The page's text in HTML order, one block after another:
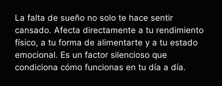
La falta de sueño no solo te hace sentir
cansado. Afecta directamente a tu rendimiento
físico, a tu forma de alimentarte y a tu estado
emocional. Es un factor silencioso que
condiciona cómo funcionas en tu día a día.